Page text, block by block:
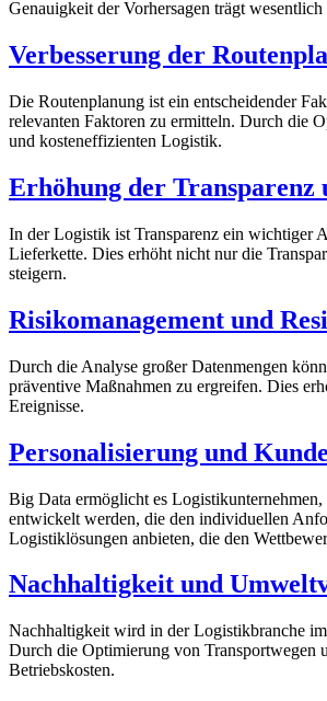
Genauigkeit der Vorhersagen trägt
Verbesserung der
Die Routenplanung ist ein entscheidender
relevanten Faktoren zu ermitteln. Durch die
und kosteneffizienten Logistik.
Erhöhung der
In der Logistik ist Transparenz ein wichtiger
Lieferkette. Dies erhöht nicht nur die
steigern.
Risikomanagement und
Durch die Analyse großer Datenmengen
präventive Maßnahmen zu ergreifen. Dies
Ereignisse.
Personalisierung und
Big Data ermöglicht es
entwickelt werden, die den individuellen
Logistiklösungen anbieten, die den
Nachhaltigkeit und
Nachhaltigkeit wird in der Logistikbranche
Durch die Optimierung von Transportwegen
Betriebskosten.